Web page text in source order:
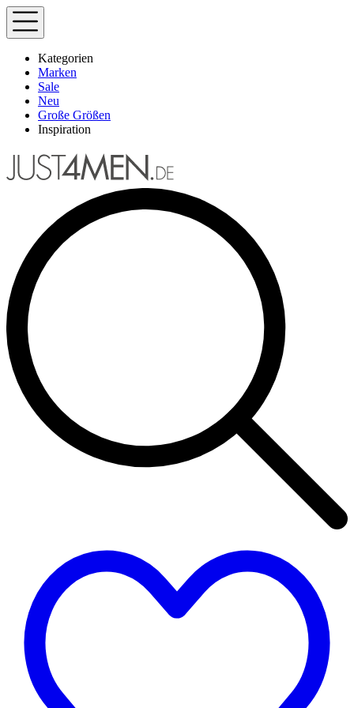
Kategorien
Marken
Sale
Neu
Große Größen
Inspiration